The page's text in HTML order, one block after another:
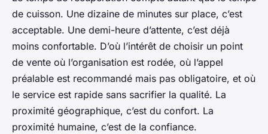
de cuisson. Une dizaine de minutes sur place, c’est
acceptable. Une demi-heure d’attente, c’est déjà
moins confortable. D’où l’intérêt de choisir un point
de vente où l’organisation est rodée, où l’appel
préalable est recommandé mais pas obligatoire, et où
le service est rapide sans sacrifier la qualité. La
proximité géographique, c’est du confort. La
proximité humaine, c’est de la confiance.